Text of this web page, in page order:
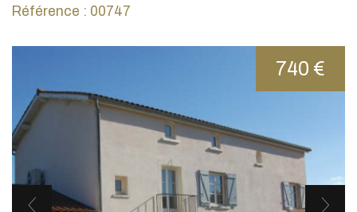
Référence : 00747
740 €